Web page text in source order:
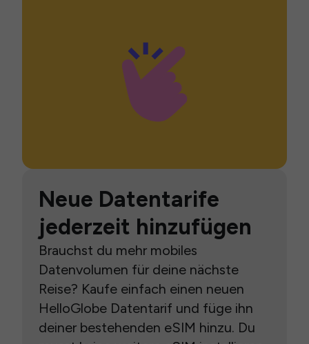
Neue Datentarife
jederzeit hinzufügen
Brauchst du mehr mobiles
Datenvolumen für deine nächste
Reise? Kaufe einfach einen neuen
HelloGlobe Datentarif und füge ihn
deiner bestehenden eSIM hinzu. Du